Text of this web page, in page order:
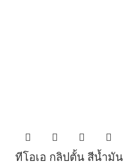
ทีโอเอ กลิปตั้น สีน้ำมัน